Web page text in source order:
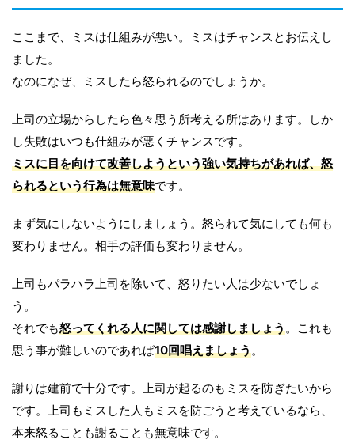
ここまで、ミスは仕組みが悪い。ミスはチャンスとお伝えし
ました。
なのになぜ、ミスしたら怒られるのでしょうか。
上司の立場からしたら色々思う所考える所はあります。しか
し失敗はいつも仕組みが悪くチャンスです。
ミスに目を向けて改善しようという強い気持ちがあれば、怒
られるという行為は無意味です。
まず気にしないようにしましょう。怒られて気にしても何も
変わりません。相手の評価も変わりません。
上司もパラハラ上司を除いて、怒りたい人は少ないでしょ
う。
それでも怒ってくれる人に関しては感謝しましょう。これも
思う事が難しいのであれば10回唱えましょう。
謝りは建前で十分です。上司が起るのもミスを防ぎたいから
です。上司もミスした人もミスを防ごうと考えているなら、
本来怒ることも謝ることも無意味です。